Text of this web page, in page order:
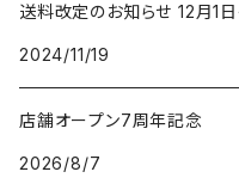
送料改定のお知らせ 12月1
2024/11/19
店舗オープン7周年記念
2026/8/7